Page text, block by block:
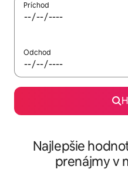
Príchod
Odchod
Najlepšie
prenájmy v